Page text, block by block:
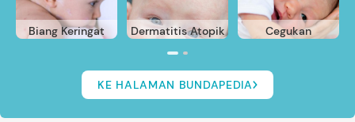
Biang Keringat Dermatitis Atopik Cegukan
KE HALAMAN BUNDAPEDIA